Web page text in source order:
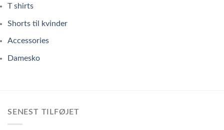
T shirts
Shorts til kvinder
Accessories
Damesko
SENEST TILFØJET